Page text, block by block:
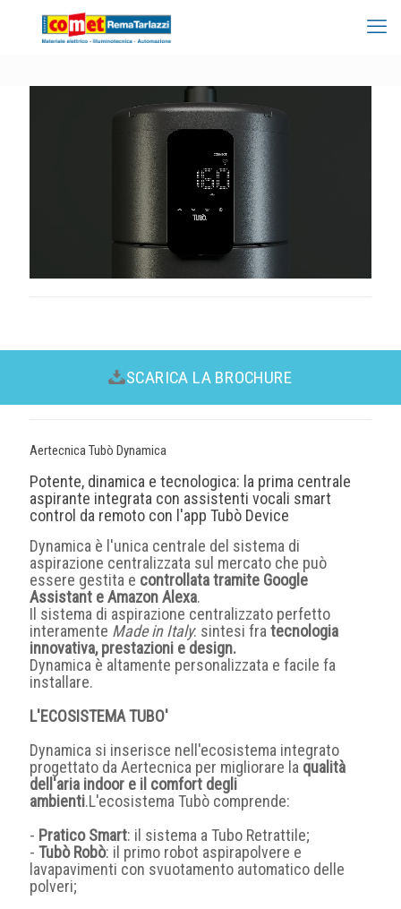
SCARICA LA BROCHURE
Aertecnica Tubò Dynamica
Potente, dinamica e tecnologica: la prima centrale
aspirante integrata con assistenti vocali smart
control da remoto con l'app Tubò Device
Dynamica è l'unica centrale del sistema di
aspirazione centralizzata sul mercato che può
essere gestita e controllata tramite Google
Assistant e Amazon Alexa.
Il sistema di aspirazione centralizzato perfetto
interamente Made in Italy: sintesi fra tecnologia
innovativa, prestazioni e design.
Dynamica è altamente personalizzata e facile fa
installare.
L'ECOSISTEMA TUBO'
Dynamica si inserisce nell'ecosistema integrato
progettato da Aertecnica per migliorare la qualità
dell'aria indoor e il comfort degli
ambienti.L'ecosistema Tubò comprende:
- Pratico Smart: il sistema a Tubo Retrattile;
- Tubò Robò: il primo robot aspirapolvere e
lavapavimenti con svuotamento automatico delle
polveri;